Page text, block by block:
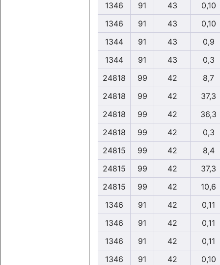
1346
91 43
0,10
1346
91 43
0,10
1344
91 43
0,9
1344
91 43
0,3
24818
99 42
8,7
24818
99 42
37,3
24818
99 42
36,3
24818
99 42
0,3
24815
99 42
8,4
24815
99 42
37,3
24815
99 42
10,6
1346
91 42
0,11
1346
91 42
0,11
1346
91 42
0,11
1346
91 42
0,10